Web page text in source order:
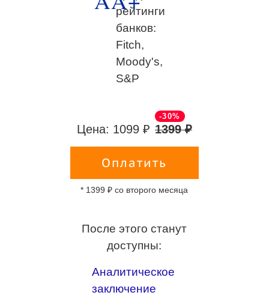
рейтинги
банков:
Fitch,
Moody's,
S&P
Цена: 1099 ₽ 1399 ₽
-30%
Оплатить
* 1399 ₽ со второго месяца
После этого станут
доступны:
Аналитическое
заключение